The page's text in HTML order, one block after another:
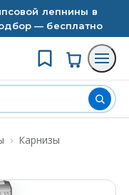
лепнины в
— бесплатно
› Карнизы